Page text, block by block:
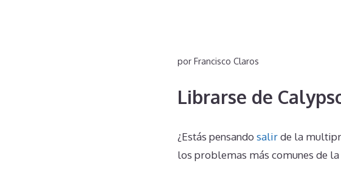
por Francisco Claros
Librarse de
¿Estás pensando salirde la
los problemas más comunes de